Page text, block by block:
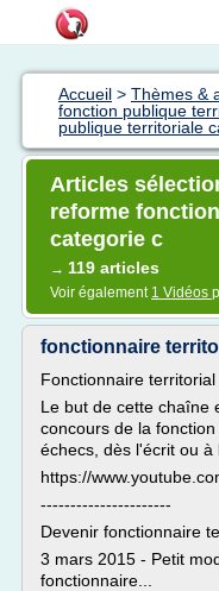
Accueil > Thèmes &
fonction publique
publique territoriale
Articles
reforme
categorie c
→ 119 articles
Voir également 1 Vidéos
fonctionnaire
Fonctionnaire territorial
Le but de cette chaîne
concours de la
échecs, dès l'écrit ou à
https://
----------------------
Devenir fonctionnaire
3 mars 2015 - Petit
fonctionnaire...